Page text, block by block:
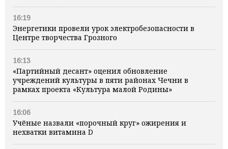
16:19
Энергетики провели урок электробезопасности в
Центре творчества Грозного
16:13
«Партийный десант» оценил обновление
учреждений культуры в пяти районах Чечни в
рамках проекта «Культура малой Родины»
16:06
Учёные назвали «порочный круг» ожирения и
нехватки витамина D